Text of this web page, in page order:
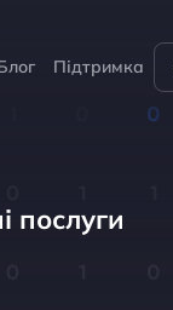
Підтримка
послуги